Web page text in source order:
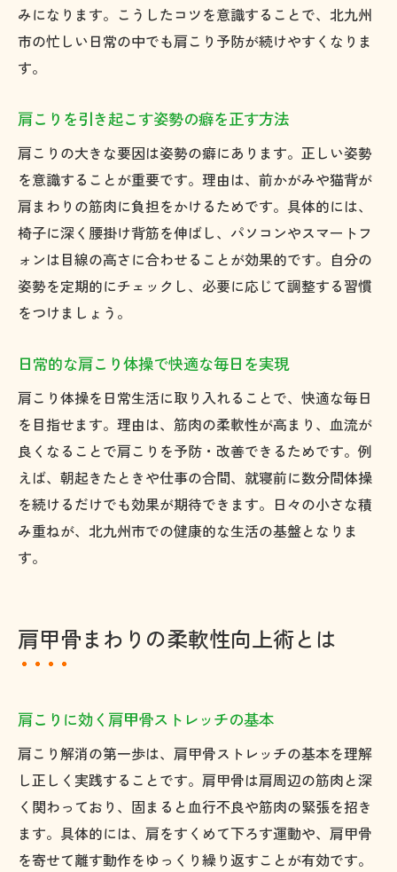
みになります。こうしたコツを意識することで、北九州
市の忙しい日常の中でも肩こり予防が続けやすくなりま
す。
肩こりを引き起こす姿勢の癖を正す方法
肩こりの大きな要因は姿勢の癖にあります。正しい姿勢
を意識することが重要です。理由は、前かがみや猫背が
肩まわりの筋肉に負担をかけるためです。具体的には、
椅子に深く腰掛け背筋を伸ばし、パソコンやスマートフ
ォンは目線の高さに合わせることが効果的です。自分の
姿勢を定期的にチェックし、必要に応じて調整する習慣
をつけましょう。
日常的な肩こり体操で快適な毎日を実現
肩こり体操を日常生活に取り入れることで、快適な毎日
を目指せます。理由は、筋肉の柔軟性が高まり、血流が
良くなることで肩こりを予防・改善できるためです。例
えば、朝起きたときや仕事の合間、就寝前に数分間体操
を続けるだけでも効果が期待できます。日々の小さな積
み重ねが、北九州市での健康的な生活の基盤となりま
す。
肩甲骨まわりの柔軟性向上術とは
肩こりに効く肩甲骨ストレッチの基本
肩こり解消の第一歩は、肩甲骨ストレッチの基本を理解
し正しく実践することです。肩甲骨は肩周辺の筋肉と深
く関わっており、固まると血行不良や筋肉の緊張を招き
ます。具体的には、肩をすくめて下ろす運動や、肩甲骨
を寄せて離す動作をゆっくり繰り返すことが有効です。